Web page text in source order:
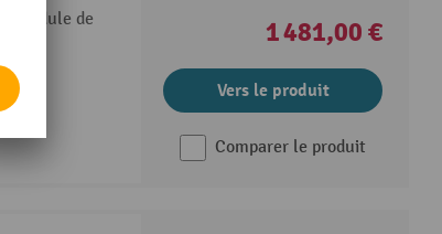
module de
du
1 481,00 €
Vers le produit
Comparer le produit